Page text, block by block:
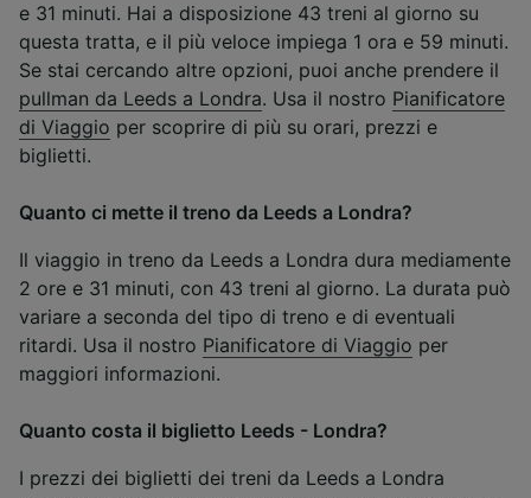
e 31 minuti. Hai a disposizione 43 treni al giorno su
questa tratta, e il più veloce impiega 1 ora e 59 minuti.
Se stai cercando altre opzioni, puoi anche prendere il
pullman da Leeds a Londra. Usa il nostro Pianificatore
di Viaggio per scoprire di più su orari, prezzi e
biglietti.
Quanto ci mette il treno da Leeds a Londra?
Il viaggio in treno da Leeds a Londra dura mediamente
2 ore e 31 minuti, con 43 treni al giorno. La durata può
variare a seconda del tipo di treno e di eventuali
ritardi. Usa il nostro Pianificatore di Viaggio per
maggiori informazioni.
Quanto costa il biglietto Leeds - Londra?
I prezzi dei biglietti dei treni da Leeds a Londra